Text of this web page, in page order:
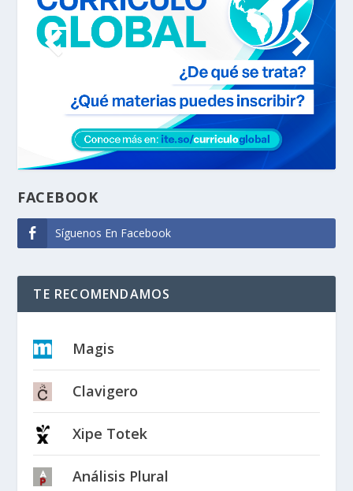
FACEBOOK
Síguenos En Facebook
TE RECOMENDAMOS
Magis
Clavigero
Xipe Totek
Análisis Plural